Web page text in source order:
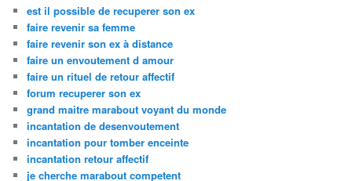
est il possible de recuperer son ex
faire revenir sa femme
faire revenir son ex à distance
faire un envoutement d amour
faire un rituel de retour affectif
forum recuperer son ex
grand maitre marabout voyant du monde
incantation de desenvoutement
incantation pour tomber enceinte
incantation retour affectif
je cherche marabout competent